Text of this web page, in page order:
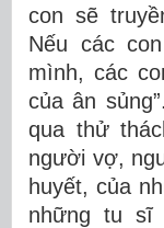
con sẽ
Nếu các
mình, các
của ân
qua thử
người vợ,
huyết, của
những tu sĩ